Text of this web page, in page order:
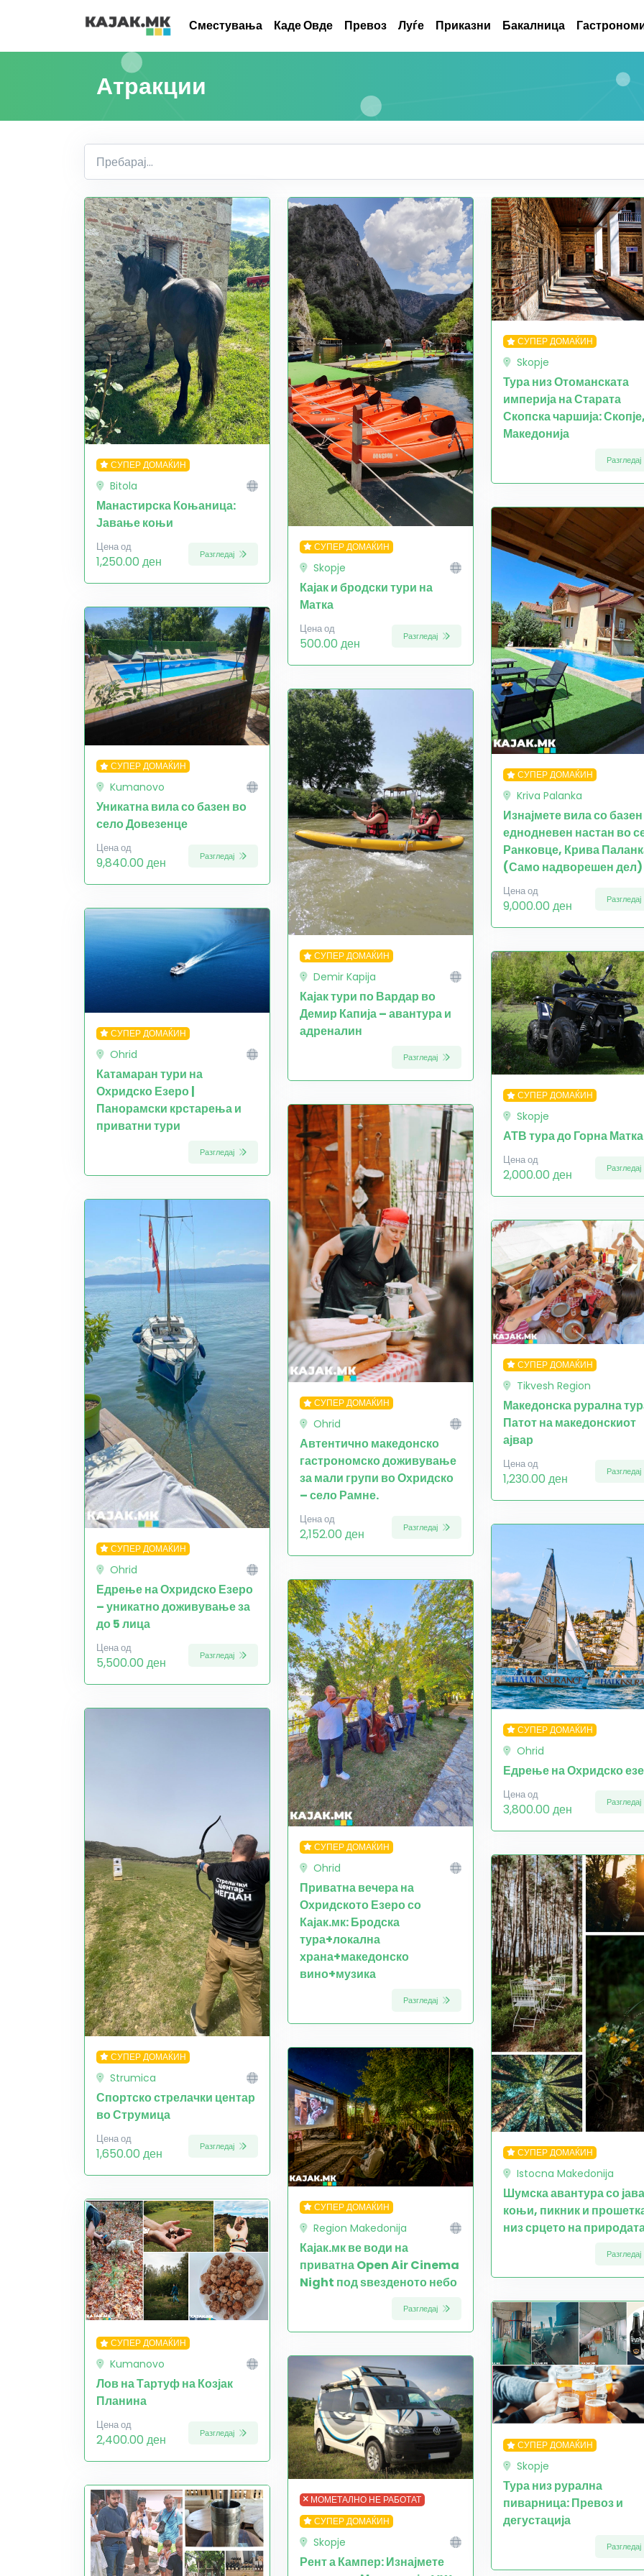
Сместувања Каде Овде Превоз Луѓе Приказни Бакалница
Атракции
СУПЕР ДОМАЌИН
Bitola
Манастирска Коњаница:
Јавање коњи
Цена од
1,250.00 ден Разгледај
СУПЕР ДОМАЌИН
Kumanovo
Уникатна вила со базен во
село Довезенце
Цена од
9,840.00 ден Разгледај
СУПЕР ДОМАЌИН
Ohrid
Катамаран тури на
Охридско Езеро |
Панорамски крстарења и
приватни тури
Разгледај
СУПЕР ДОМАЌИН
Ohrid
Едрење на Охридско Езеро
– уникатно доживување за
до 5 лица
Цена од
5,500.00 ден Разгледај
СУПЕР ДОМАЌИН
Strumica
Спортско стрелачки центар
во Струмица
Цена од
1,650.00 ден Разгледај
СУПЕР ДОМАЌИН
Kumanovo
Лов на Тартуф на Козјак
Планина
Цена од
2,400.00 ден Разгледај
СУПЕР ДОМАЌИН
Skopje
Кајак и бродски тури на
Матка
Цена од
500.00 ден Разгледај
СУПЕР ДОМАЌИН
Demir Kapija
Кајак тури по Вардар во
Демир Капија – авантура и
адреналин
Разгледај
СУПЕР ДОМАЌИН
Ohrid
Автентично македонско
гастрономско доживување
за мали групи во Охридско
– село Рамне.
Цена од
2,152.00 ден Разгледај
СУПЕР ДОМАЌИН
Ohrid
Приватна вечера на
Охридското Езеро со
Кајак.мк: Бродска
тура+локална
храна+македонско
вино+музика
Разгледај
СУПЕР ДОМАЌИН
Region Makedonija
Кајак.мк ве води на
приватна Open Air Cinema
Night под ѕвезденото небо
Разгледај
МОМЕТАЛНО НЕ РАБОТАТ
СУПЕР ДОМАЌИН
Skopje
Рент а Кампер: Изнајмете
СУПЕР ДОМАЌИН
Skopje
Тура низ Отоманската
империја на Старата
Скопска чаршија:
Македонија
Разгледај
СУПЕР ДОМАЌИН
Kriva Palanka
Изнајмете вила со базен
еднодневен настан во
Ранковце, Крива
(Само надворешен дел)
Цена од
9,000.00 ден Разгледај
СУПЕР ДОМАЌИН
Skopje
АТВ тура до Горна Матка
Цена од
2,000.00 ден Разгледај
СУПЕР ДОМАЌИН
Tikvesh Region
Македонска рурална
Патот на македонскиот
ајвар
Цена од
1,230.00 ден Разгледај
СУПЕР ДОМАЌИН
Ohrid
Едрење на Охридско
Цена од
3,800.00 ден Разгледај
СУПЕР ДОМАЌИН
Istocna Makedonija
Шумска авантура со
коњи, пикник и
низ срцето на
Разгледај
СУПЕР ДОМАЌИН
Skopje
Тура низ рурална
пиварница: Превоз и
дегустација
Разгледај